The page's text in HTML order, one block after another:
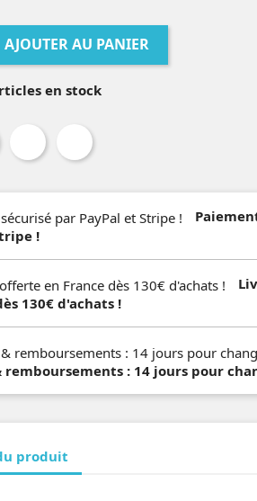
AJOUTER AU PANIER
en stock
!
130€ d'achats !
remboursements : 14 jours pour
produit